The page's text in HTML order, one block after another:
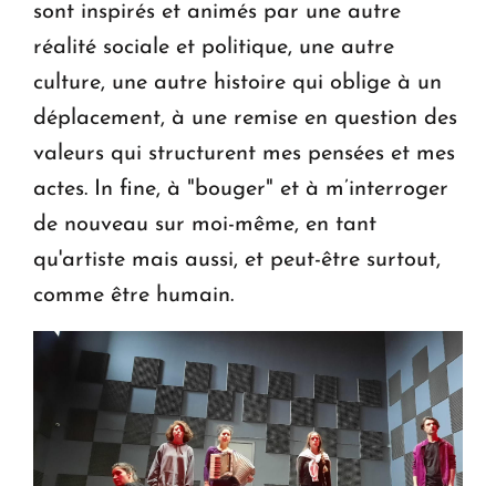
sont inspirés et animés par une autre
réalité sociale et politique, une autre
culture, une autre histoire qui oblige à un
déplacement, à une remise en question des
valeurs qui structurent mes pensées et mes
actes. In fine, à "bouger" et à m’interroger
de nouveau sur moi-même, en tant
qu'artiste mais aussi, et peut-être surtout,
comme être humain.